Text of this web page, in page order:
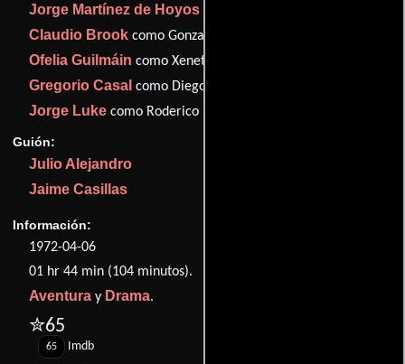
Jorge Martínez de Hoyos
Claudio Brook como Gonzalo de Medina
Ofelia Guilmáin como Xeneta
Gregorio Casal como Diego
Jorge Luke como Roderico
Guión:
Julio Alejandro
Jaime Casillas
Información:
1972-04-06
01 hr 44 min (104 minutos).
Aventura y Drama.
✮65
65
Imdb